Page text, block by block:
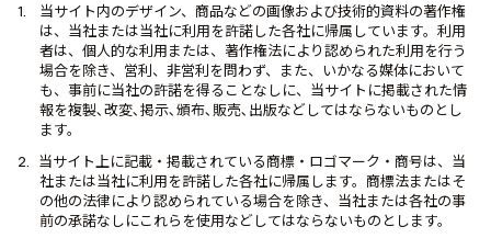
当サイト内のデザイン、商品などの画像および技術的資料の著作権
は、当社または当社に利用を許諾した各社に帰属しています。利用
者は、個人的な利用または、著作権法により認められた利用を行う
場合を除き、営利、非営利を問わず、また、いかなる媒体において
も、事前に当社の許諾を得ることなしに、当サイトに掲載された情
報を複製､改変､掲示､頒布､販売､出版などしてはならないものとし
ます。
当サイト上に記載・掲載されている商標・ロゴマーク・商号は、当
社または当社に利用を許諾した各社に帰属します。商標法またはそ
の他の法律により認められている場合を除き、当社または各社の事
前の承諾なしにこれらを使用などしてはならないものとします。